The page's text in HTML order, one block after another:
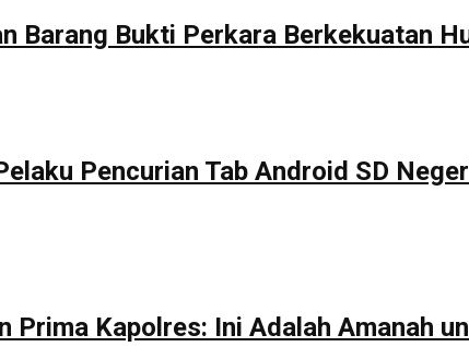
Barang Bukti Perkara Berkekuatan
Pencurian Tab Android SD
Prima Kapolres: Ini Adalah Amanah